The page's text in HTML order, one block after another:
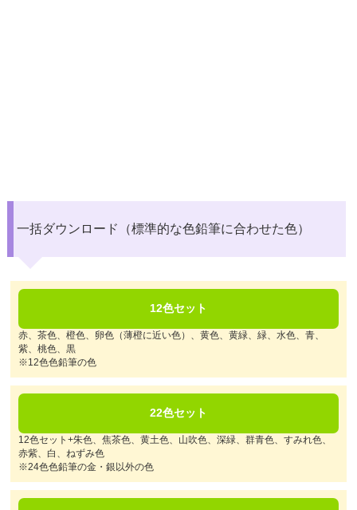
一括ダウンロード（標準的な色鉛筆に合わせた色）
12色セット
赤、茶色、橙色、卵色（薄橙に近い色）、黄色、黄緑、緑、水色、青、
紫、桃色、黒
※12色色鉛筆の色
22色セット
12色セット+朱色、焦茶色、黄土色、山吹色、深緑、群青色、すみれ色、
赤紫、白、ねずみ色
※24色色鉛筆の金・銀以外の色